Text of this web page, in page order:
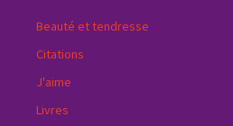
Beauté et tendresse
Citations
J'aime
Livres